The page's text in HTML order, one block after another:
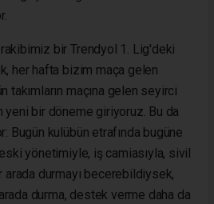
bir Trendyol 1. Lig'deki
her hafta bizim maça gelen
takımların maçına gelen seyirci
bir döneme giriyoruz. Bu da
Bugün kulübün etrafında bugüne
yönetimiyle, iş camiasıyla, sivil
arada durmayı becerebildiysek,
durma, destek verme daha da